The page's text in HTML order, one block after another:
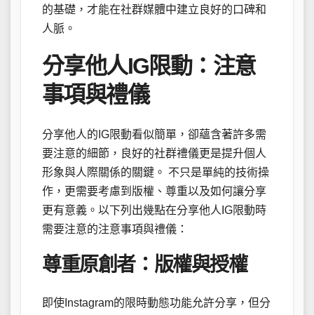
的基礎，才能在社群媒體中建立良好的口碑和
人脈。
分享他人IG限動：注意
事項與禮儀
分享他人的IG限動看似簡單，卻蘊含著許多需
要注意的細節，良好的社群禮儀更是提升個人
形象與人際關係的關鍵。 不只是單純的技術操
作，更需要考慮到版權、尊重以及如何讓分享
更有意義。以下列出幾點在分享他人IG限動時
需要注意的注意事項與禮儀：
尊重原創者：版權與授權
即使Instagram的限時動態功能允許分享，但分